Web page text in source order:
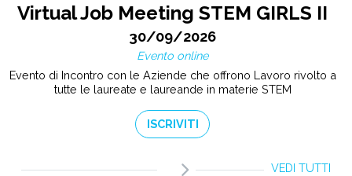
Virtual Job Meeting STEM GIRLS II
30/09/2026
Evento online
Evento di Incontro con le Aziende che offrono Lavoro rivolto a
tutte le laureate e laureande in materie STEM
ISCRIVITI
VEDI TUTTI